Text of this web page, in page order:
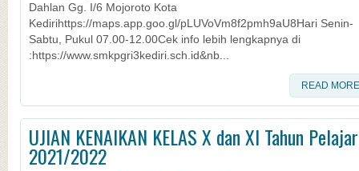
Dahlan Gg. I/6 Mojoroto Kota
Kedirihttps://maps.app.goo.gl/pLUVoVm8f2pmh9aU8Hari Senin-
Sabtu, Pukul 07.00-12.00Cek info lebih lengkapnya di
:https://www.smkpgri3kediri.sch.id&nb...
READ MORE
UJIAN KENAIKAN KELAS X dan XI Tahun
2021/2022